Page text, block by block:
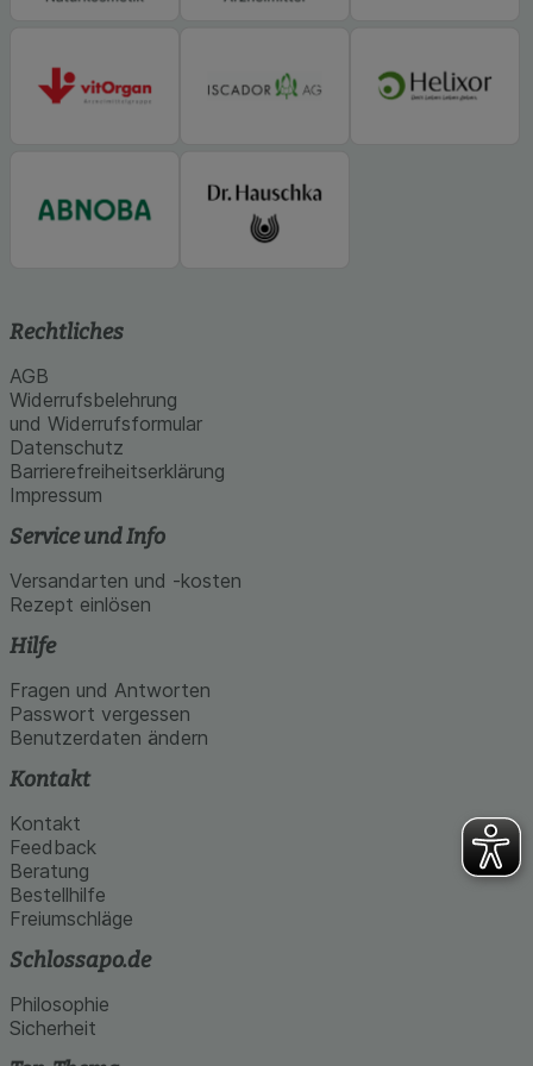
den Inhalt auf unserer Website aber auch die
Werbung auf Drittseiten möglichst relevant für Sie
Rechtliches
AGB
Widerrufsbelehrung
und Widerrufsformular
Datenschutz
Barrierefreiheitserklärung
Impressum
Service und Info
Versandarten und -kosten
Rezept einlösen
Hilfe
Fragen und Antworten
Passwort vergessen
Benutzerdaten ändern
Kontakt
Kontakt
Feedback
Beratung
Bestellhilfe
Freiumschläge
Schlossapo.de
Philosophie
Sicherheit